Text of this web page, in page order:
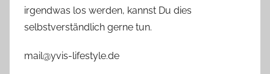
irgendwas los werden, kannst Du dies
selbstverständlich gerne tun.
mail@yvis-lifestyle.de